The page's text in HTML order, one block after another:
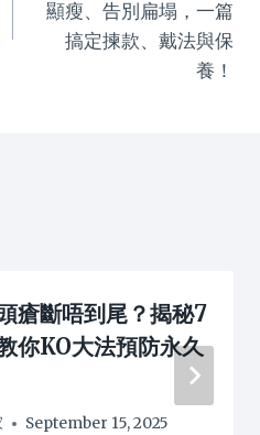
顯瘦、告別扁塌，一篇
搞定揀款、戴法與保
養！
瘡斷唔到尾？揭秘7
你KO大法預防永久
September 15, 2025